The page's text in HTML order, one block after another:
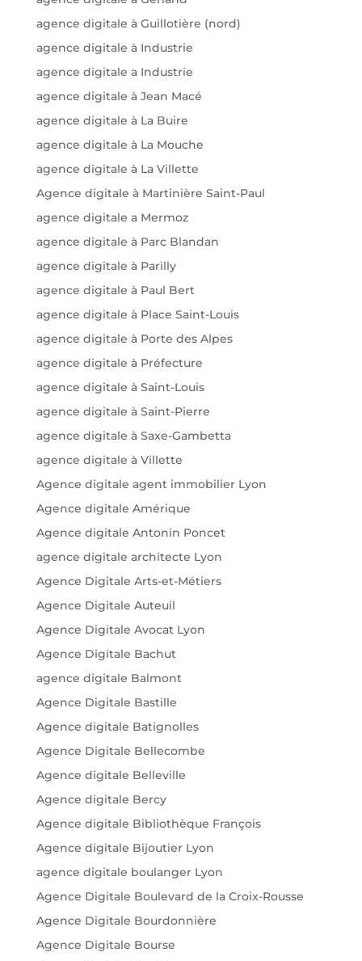
agence digitale à Guillotière (nord)
agence digitale à Industrie
agence digitale a Industrie
agence digitale à Jean Macé
agence digitale à La Buire
agence digitale à La Mouche
agence digitale à La Villette
Agence digitale à Martinière Saint-Paul
agence digitale a Mermoz
agence digitale à Parc Blandan
agence digitale à Parilly
agence digitale à Paul Bert
agence digitale à Place Saint-Louis
agence digitale à Porte des Alpes
agence digitale à Préfecture
agence digitale à Saint-Louis
agence digitale à Saint-Pierre
agence digitale à Saxe-Gambetta
agence digitale à Villette
Agence digitale agent immobilier Lyon
Agence digitale Amérique
Agence digitale Antonin Poncet
agence digitale architecte Lyon
Agence Digitale Arts-et-Métiers
Agence Digitale Auteuil
Agence Digitale Avocat Lyon
Agence Digitale Bachut
agence digitale Balmont
Agence Digitale Bastille
Agence digitale Batignolles
Agence Digitale Bellecombe
Agence digitale Belleville
Agence digitale Bercy
Agence digitale Bibliothèque François
Agence digitale Bijoutier Lyon
agence digitale boulanger Lyon
Agence Digitale Boulevard de la Croix-Rousse
Agence Digitale Bourdonnière
Agence Digitale Bourse